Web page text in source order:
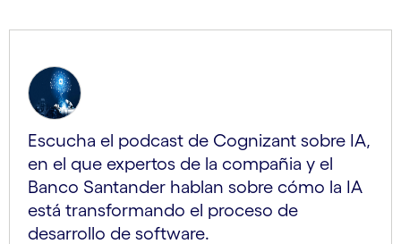
Escucha el podcast de Cognizant sobre IA,
en el que expertos de la compañia y el
Banco Santander hablan sobre cómo la IA
está transformando el proceso de
desarrollo de software.